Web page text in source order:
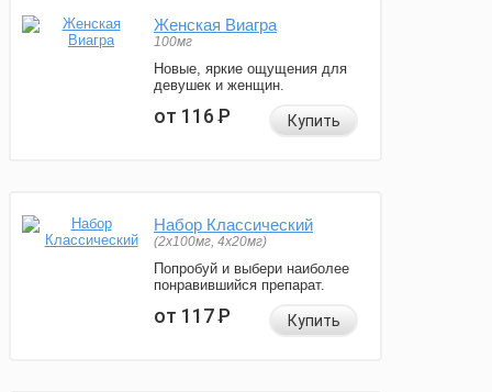
Женская Виагра
100мг
Новые, яркие ощущения для
девушек и женщин.
от 116Р Купить
Набор Классический
(2x100мг, 4x20мг)
Попробуй и выбери наиболее
понравившийся препарат.
от 117Р Купить